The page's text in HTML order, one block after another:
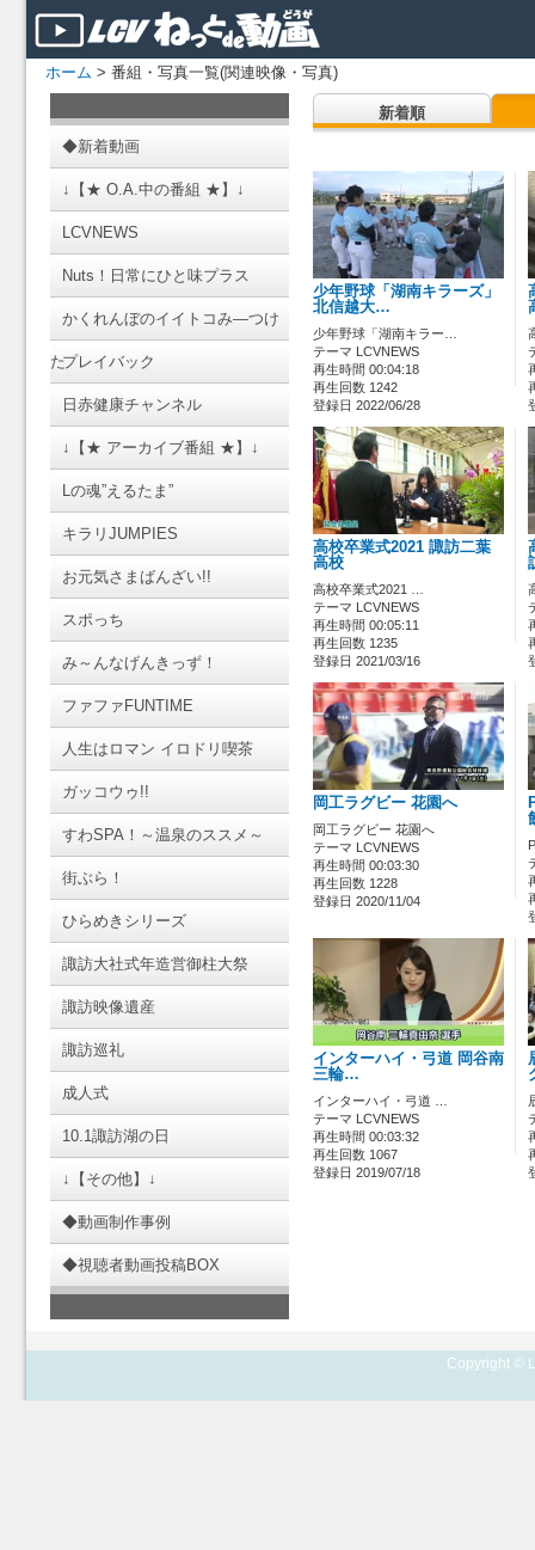
ホーム > 番組・写真一覧(関連映像・写真)
◆新着動画
↓【★ O.A.中の番組 ★】↓
LCVNEWS
Nuts！日常にひと味プラス
かくれんぼのイイトコみ―つけ
たプレイバック
日赤健康チャンネル
↓【★ アーカイブ番組 ★】↓
Lの魂”えるたま”
キラリJUMPIES
お元気さまばんざい!!
スポっち
み～んなげんきっず！
ファファFUNTIME
人生はロマン イロドリ喫茶
ガッコウゥ!!
すわSPA！～温泉のススメ～
街ぶら！
ひらめきシリーズ
諏訪大社式年造営御柱大祭
諏訪映像遺産
諏訪巡礼
成人式
10.1諏訪湖の日
↓【その他】↓
◆動画制作事例
◆視聴者動画投稿BOX
新着順
少年野球「湖南キラーズ」
北信越大…
少年野球「湖南キラー…
テーマ LCVNEWS
再生時間 00:04:18
再生回数 1242
登録日 2022/06/28
高校卒業式2021 諏訪二葉
高校
高校卒業式2021 …
テーマ LCVNEWS
再生時間 00:05:11
再生回数 1235
登録日 2021/03/16
岡工ラグビー 花園へ
岡工ラグビー 花園へ
テーマ LCVNEWS
再生時間 00:03:30
再生回数 1228
登録日 2020/11/04
インターハイ・弓道 岡谷南
三輪…
インターハイ・弓道 …
テーマ LCVNEWS
再生時間 00:03:32
再生回数 1067
登録日 2019/07/18
Copyright ©